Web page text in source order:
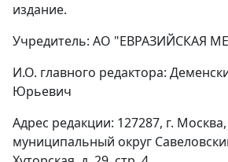
издание.
Учредитель: АО "ЕВРАЗИЙСКАЯ
И.О. главного редактора:
Юрьевич
Адрес редакции: 127287, г. Москва,
муниципальный округ